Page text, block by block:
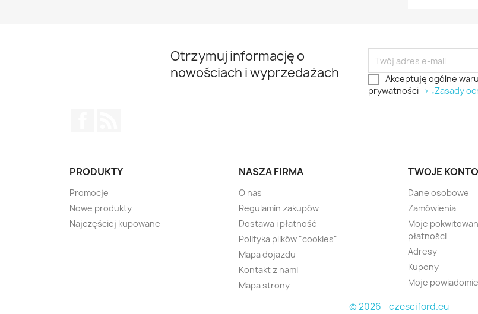
Otrzymuj informację o
nowościach i wyprzedażach
Akceptuję ogólne
prywatności -> „Zasady
PRODUKTY
Promocje
Nowe produkty
Najczęściej kupowane
NASZA FIRMA
O nas
Regulamin zakupów
Dostawa i płatność
Polityka plików "cookies"
Mapa dojazdu
Kontakt z nami
Mapa strony
TWOJE KONTO
Dane osobowe
Zamówienia
Moje
płatności
Adresy
Kupony
Moje
© 2026 - czesciford.eu